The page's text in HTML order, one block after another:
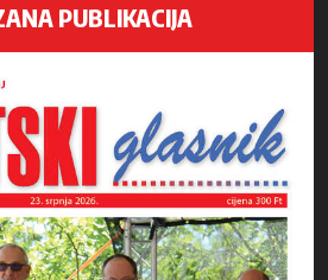
PUBLIKACIJA